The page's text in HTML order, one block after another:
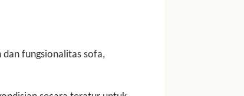
dan fungsionalitas sofa,